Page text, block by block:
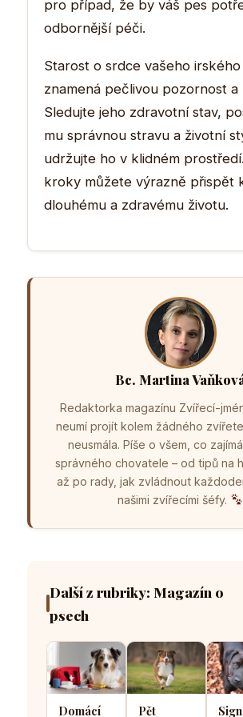
pro případ, že by váš pes
odbornější péči.
Starost o srdce vašeho
znamená pečlivou pozornost a
Sledujte jeho zdravotní stav,
mu správnou stravu a životní
udržujte ho v klidném
kroky můžete výrazně přispět
dlouhému a zdravému životu.
Bc. Martina
Redaktorka magazínu Zvířecí-
neumí projít kolem žádného
neusmála. Píše o všem, co
správného chovatele – od tipů na
až po rady, jak zvládnout
našimi zvířecími šéfy.
Další z rubriky: Magazín o
psech
Domácí
Pět